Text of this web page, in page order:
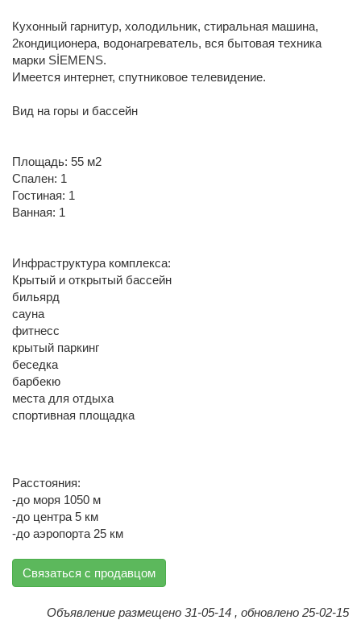
Кухонный гарнитур, холодильник, стиральная машина,
2кондиционера, водонагреватель, вся бытовая техника
марки SİEMENS.
Имеется интернет, спутниковое телевидение.
Вид на горы и бассейн
Площадь: 55 м2
Спален: 1
Гостиная: 1
Ванная: 1
Инфраструктура комплекса:
Крытый и открытый бассейн
бильярд
сауна
фитнесс
крытый паркинг
беседка
барбекю
места для отдыха
спортивная площадка
Расстояния:
-до моря 1050 м
-до центра 5 км
-до аэропорта 25 км
Связаться с продавцом
Объявление размещено 31-05-14 , обновлено 25-02-15